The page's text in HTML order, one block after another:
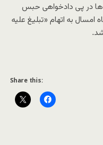
در پی دادخواهی حبس
امسال به اتهام «تبلیغ علیه
Share this: